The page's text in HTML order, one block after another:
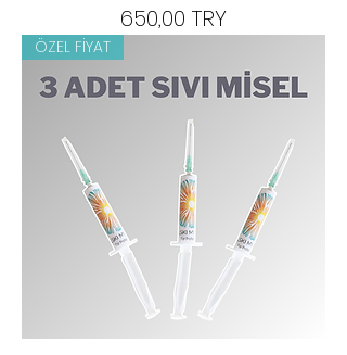
Цена
650,00 TRY
ÖZEL FİYAT